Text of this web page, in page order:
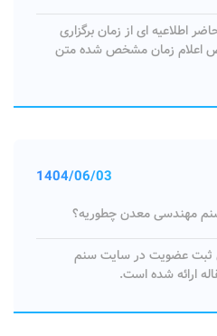
اطلاعیه ای از زمان برگزاری
اعلام زمان مشخص شده متن
1404/06/03
مهندسی معدن چطوریه؟
ثبت عضویت در سایت سنم